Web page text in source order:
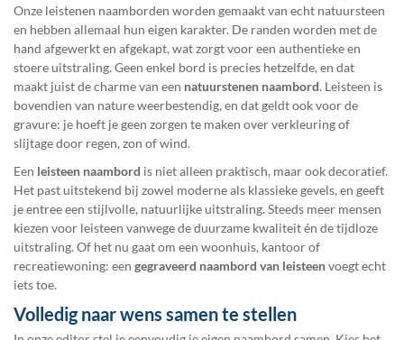
Onze leistenen naamborden worden gemaakt van echt natuursteen
en hebben allemaal hun eigen karakter. De randen worden met de
hand afgewerkt en afgekapt, wat zorgt voor een authentieke en
stoere uitstraling. Geen enkel bord is precies hetzelfde, en dat
maakt juist de charme van een natuurstenen naambord. Leisteen is
bovendien van nature weerbestendig, en dat geldt ook voor de
gravure: je hoeft je geen zorgen te maken over verkleuring of
slijtage door regen, zon of wind.
Een leisteen naambord is niet alleen praktisch, maar ook decoratief.
Het past uitstekend bij zowel moderne als klassieke gevels, en geeft
je entree een stijlvolle, natuurlijke uitstraling. Steeds meer mensen
kiezen voor leisteen vanwege de duurzame kwaliteit én de tijdloze
uitstraling. Of het nu gaat om een woonhuis, kantoor of
recreatiewoning: een gegraveerd naambord van leisteenvoegt echt
iets toe.
Volledig naar wens samen te stellen